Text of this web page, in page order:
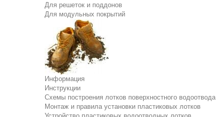
Для решеток и поддонов
Для модульных покрытий
Информация
Инструкции
Схемы построения лотков поверхностного водоотвода
Монтаж и правила установки пластиковых лотков